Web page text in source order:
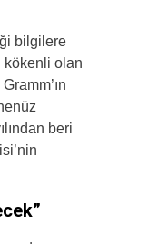
bilgilere
kökenli olan
beri